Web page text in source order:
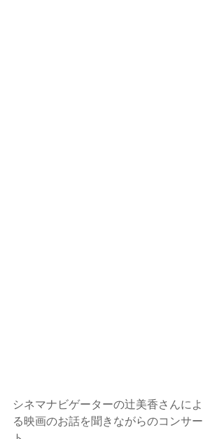
シネマナビゲーターの辻美香さんによ
る映画のお話を聞きながらのコンサー